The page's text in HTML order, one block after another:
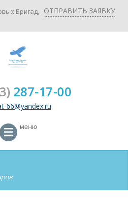
ОТПРАВИТЬ ЗАЯВКУ
Бригад,
287-17-00
66@yandex.ru
меню